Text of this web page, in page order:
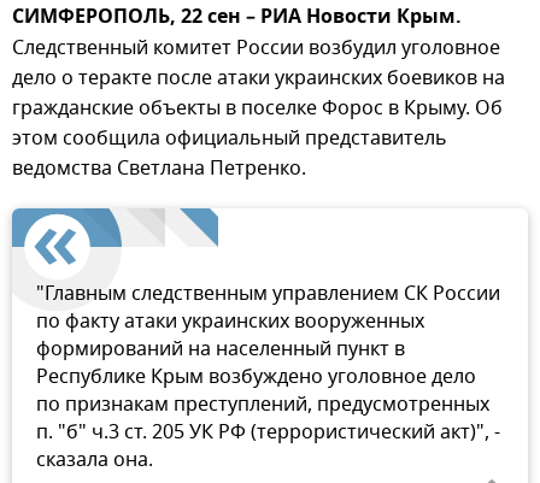
СИМФЕРОПОЛЬ, 22 сен – РИА Новости Крым.
Следственный комитет России возбудил уголовное
дело о теракте после атаки украинских боевиков на
гражданские объекты в поселке Форос в Крыму. Об
этом сообщила официальный представитель
ведомства Светлана Петренко.
"Главным следственным управлением СК России
по факту атаки украинских вооруженных
формирований на населенный пункт в
Республике Крым возбуждено уголовное дело
по признакам преступлений, предусмотренных
п. "б" ч.3 ст. 205 УК РФ (террористический акт)", -
сказала она.